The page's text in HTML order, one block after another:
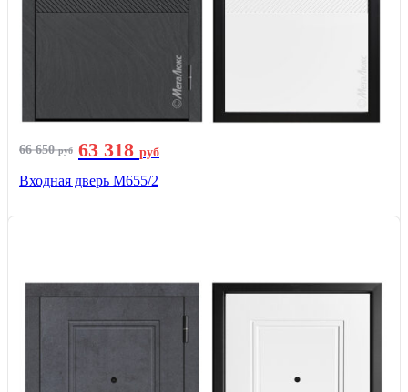
66 650руб 63 318 руб
Входная дверь М655/2